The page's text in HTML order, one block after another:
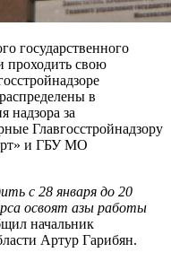
государственного
проходить свою
в
надзора за
Главгосстройнадзору
и ГБУ МО
с 28 января до 20
освоят азы работы
начальник
Артур Гарибян.